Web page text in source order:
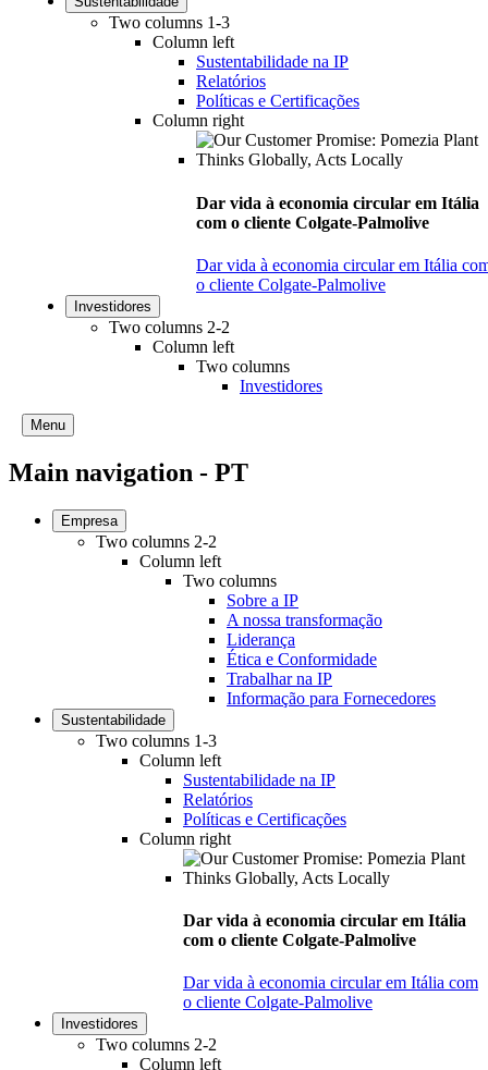
Two columns 1-3
Column left
Sustentabilidade na IP
Relatórios
Políticas e Certificações
Column right
Dar vida à economia circular em Itália
com o cliente Colgate-Palmolive
Dar vida à economia circular em Itália
o cliente Colgate-Palmolive
Investidores
Two columns 2-2
Column left
Two columns
Investidores
Menu
Main navigation - PT
Empresa
Two columns 2-2
Column left
Two columns
Sobre a IP
A nossa transformação
Liderança
Ética e Conformidade
Trabalhar na IP
Informação para Fornecedores
Sustentabilidade
Two columns 1-3
Column left
Sustentabilidade na IP
Relatórios
Políticas e Certificações
Column right
Dar vida à economia circular em Itália
com o cliente Colgate-Palmolive
Dar vida à economia circular em Itália com
o cliente Colgate-Palmolive
Investidores
Two columns 2-2
Column left